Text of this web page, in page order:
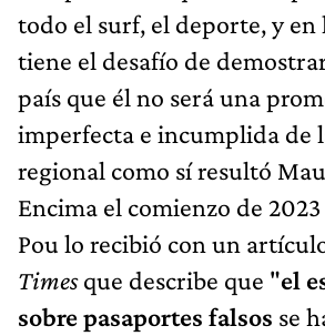
todo el surf, el deporte, y
tiene el desafío de
país que él no será una
imperfecta e incumplida de
regional como sí resultó
Encima el comienzo de
Pou lo recibió con un
Timesque describe que "el
sobre pasaportes falsos se